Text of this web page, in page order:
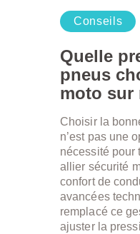
Conseils
Quelle
pneus
moto sur
Choisir la
n’est pas une
nécessité pour
allier sécurité
confort de
avancées
remplacé ce
ajuster la